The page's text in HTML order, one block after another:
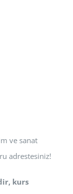
ve sanat
adrestesiniz!
kurs